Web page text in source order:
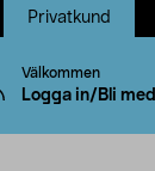
Privatkund
Välkommen
Logga in/Bli